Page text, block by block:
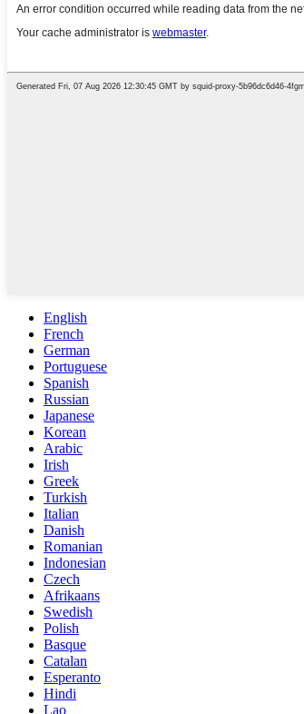
English
French
German
Portuguese
Spanish
Russian
Japanese
Korean
Arabic
Irish
Greek
Turkish
Italian
Danish
Romanian
Indonesian
Czech
Afrikaans
Swedish
Polish
Basque
Catalan
Esperanto
Hindi
Lao